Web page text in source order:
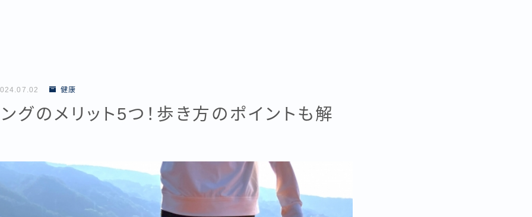
健康
グのメリット5つ！歩き方のポイントも解